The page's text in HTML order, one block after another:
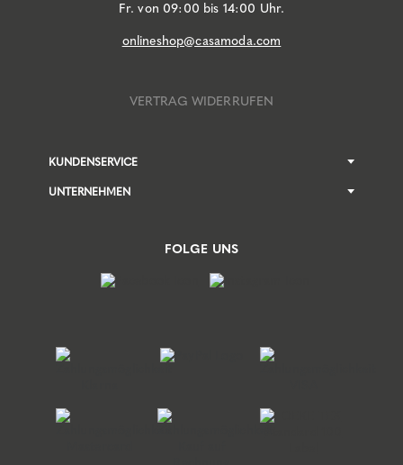
Fr. von 09:00 bis 14:00 Uhr.
onlineshop@casamoda.com
VERTRAG WIDERRUFEN
KUNDENSERVICE
UNTERNEHMEN
FOLGE UNS